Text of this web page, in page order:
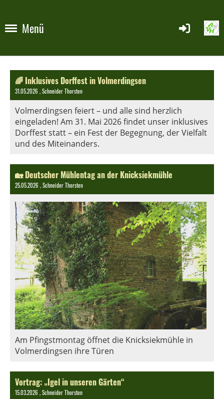
Menü
🌈 Inklusives Dorffest in Volmerdingsen
31.05.2026 , Schneider Thorsten
Volmerdingsen feiert – und alle sind herzlich
eingeladen! Am 31. Mai 2026 findet unser inklusives
Dorffest statt – ein Fest der Begegnung, der Vielfalt
und des Miteinanders.
🏡 Deutscher Mühlentag an der Knicksiekmühle
25.05.2026 , Schneider Thorsten
Am Pfingstmontag öffnet die Knicksiekmühle in
Volmerdingsen ihre Türen
Vortrag: „Igel in unseren Gärten“
15.03.2026 , Schneider Thorsten